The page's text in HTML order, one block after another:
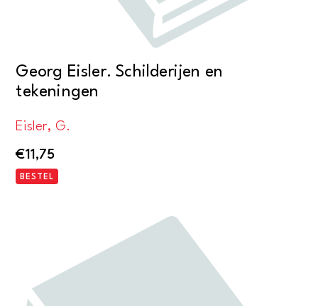
Georg Eisler. Schilderijen en
tekeningen
Eisler, G.
€11,75
BESTEL